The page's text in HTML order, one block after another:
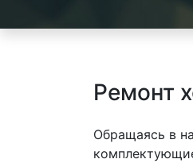
Ремонт
Обращаясь в